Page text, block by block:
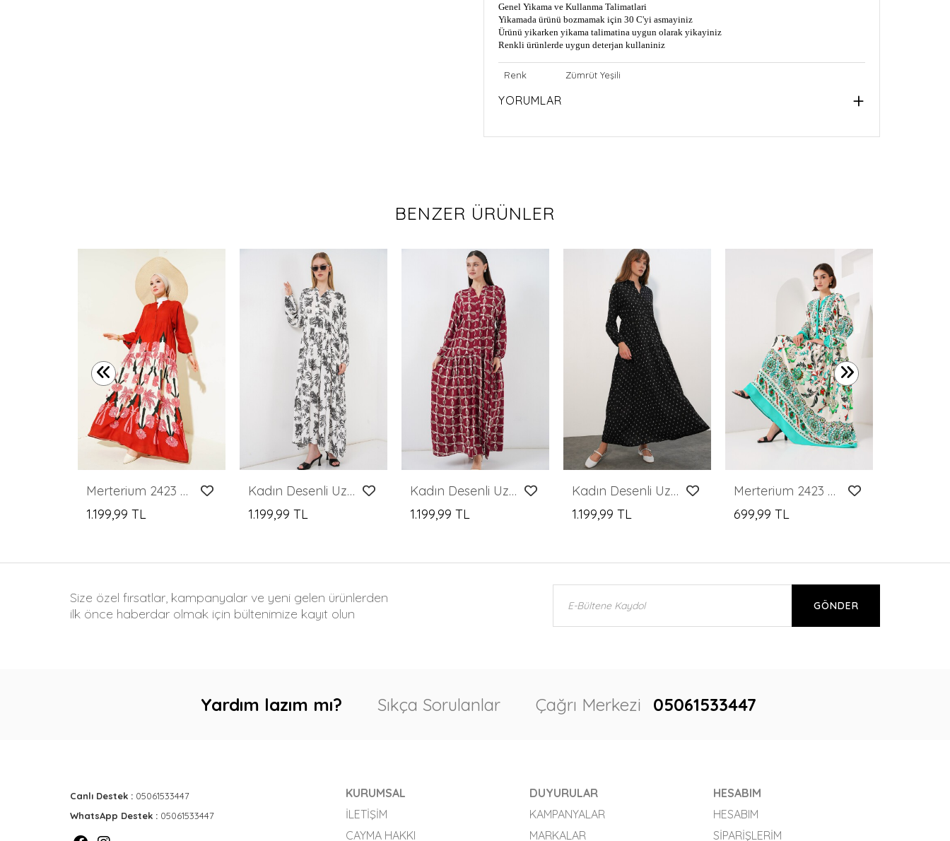
Genel Yikama ve Kullanma Talimatlari
Yikamada ürünü bozmamak için 30 C'yi asmayiniz
Ürünü yikarken yikama talimatina uygun olarak yikayiniz
Renkli ürünlerde uygun deterjan kullaniniz
Renk Zümrüt Yeşili
YORUMLAR
BENZER ÜRÜNLER
Merterium 2423 Otantik Desenli Tesettür Elbise - F.Bordo
1.199,99 TL
Kadın Desenli Uzun Tesettür Elbise 2585 - V. Antrasit
1.199,99 TL
Kadın Desenli Uzun Tesettür Elbise 2585 - F.Bordo
1.199,99 TL
Kadın Desenli Uzun Tesettür Elbise 2585 - C. Siyah
1.199,99 TL
Merterium 2423 Otantik Desenli Tesettür Elbise - Y.Yeşil
699,99 TL
Size özel fırsatlar, kampanyalar ve yeni gelen ürünlerden
ilk önce haberdar olmak için bültenimize kayıt olun
GÖNDER
Yardım lazım mı? Sıkça Sorulanlar Çağrı Merkezi 05061533447
Canlı Destek : 05061533447
WhatsApp Destek : 05061533447
KURUMSAL
İLETIŞIM
CAYMA HAKKI
DUYURULAR
KAMPANYALAR
MARKALAR
HESABIM
HESABIM
SIPARIŞLERIM